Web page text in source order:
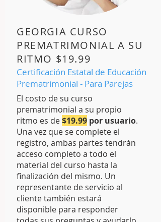
GEORGIA CURSO
PREMATRIMONIAL A SU
RITMO $19.99
Certificación Estatal de Educación
Prematrimonial - Para Parejas
El costo de su curso
prematrimonial a su propio
ritmo es de$19.99 por usuario.
Una vez que se complete el
registro, ambas partes tendrán
acceso completo a todo el
material del curso hasta la
finalización del mismo. Un
representante de servicio al
cliente también estará
disponible para responder